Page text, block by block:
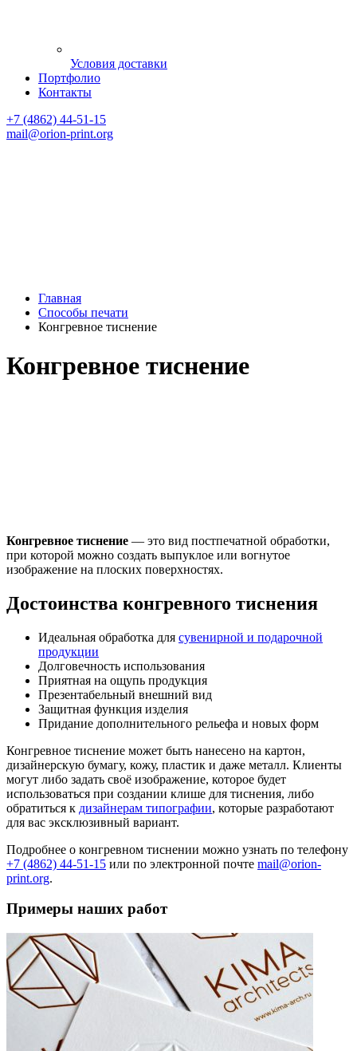
Условия доставки
Портфолио
Контакты
+7 (4862) 44-51-15
mail@orion-print.org
Главная
Способы печати
Конгревное тиснение
Конгревное тиснение
Конгревное тиснение — это вид постпечатной обработки,
при которой можно создать выпуклое или вогнутое
изображение на плоских поверхностях.
Достоинства конгревного тиснения
Идеальная обработка для сувенирной и подарочной
продукции
Долговечность использования
Приятная на ощупь продукция
Презентабельный внешний вид
Защитная функция изделия
Придание дополнительного рельефа и новых форм
Конгревное тиснение может быть нанесено на картон,
дизайнерскую бумагу, кожу, пластик и даже металл. Клиенты
могут либо задать своё изображение, которое будет
использоваться при создании клише для тиснения, либо
обратиться к дизайнерам типографии, которые разработают
для вас эксклюзивный вариант.
Подробнее о конгревном тиснении можно узнать по телефону
+7 (4862) 44-51-15 или по электронной почте mail@orion-
print.org.
Примеры наших работ